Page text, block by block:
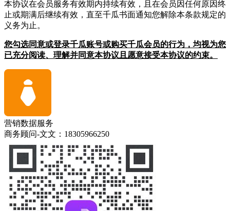
本协议在会员服务有效期内持续有效，且在会员因任何原因终
止或期满后继续有效，直至千瓜书面通知您解除本条款规定的
义务为止。
您勾选同意或登录千瓜账号或购买千瓜会员的行为，均视为您
已充分阅读、理解并同意本协议且愿意接受本协议的约束。
营销数据服务
商务顾问-文文：18305966250